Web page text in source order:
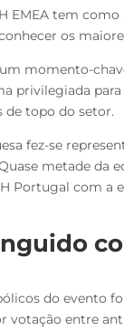
EMEA tem
os
momento-
privilegiada
topo do setor.
fez-se
metade da
Portugal com a
do evento
votação entre